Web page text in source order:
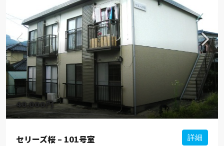
40,000円
セリーズ桜 – 101号室 詳細